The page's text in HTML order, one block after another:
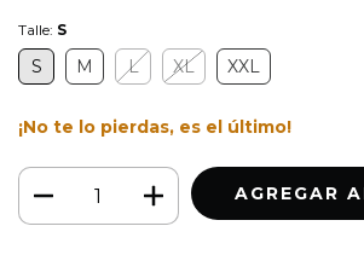
Talle: S
S M L XL XXL
¡No te lo pierdas, es el último!